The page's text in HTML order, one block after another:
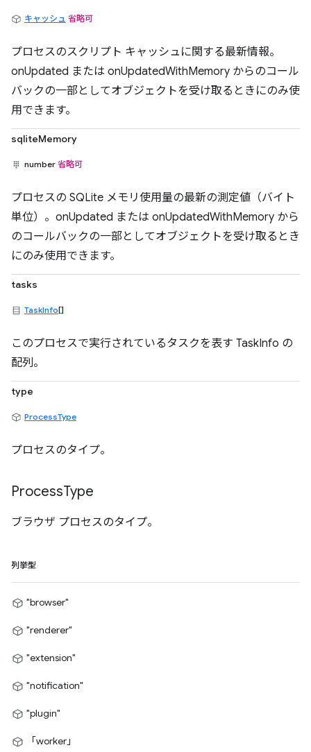
キャッシュ 省略可
プロセスのスクリプト キャッシュに関する最新情報。
onUpdated または onUpdatedWithMemory からのコール
バックの一部としてオブジェクトを受け取るときにのみ使
用できます。
sqliteMemory
number 省略可
プロセスの SQLite メモリ使用量の最新の測定値（バイト
単位）。onUpdated または onUpdatedWithMemory から
のコールバックの一部としてオブジェクトを受け取るとき
にのみ使用できます。
tasks
TaskInfo[]
このプロセスで実行されているタスクを表す TaskInfo の
配列。
type
ProcessType
プロセスのタイプ。
ProcessType
ブラウザ プロセスのタイプ。
列挙型
"browser"
"renderer"
"extension"
"notification"
"plugin"
「worker」